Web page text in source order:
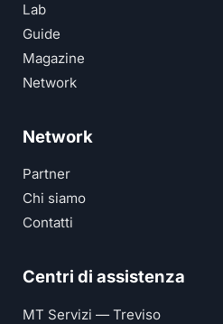
Lab
Guide
Magazine
Network
Network
Partner
Chi siamo
Contatti
Centri di assistenza
MT Servizi — Treviso